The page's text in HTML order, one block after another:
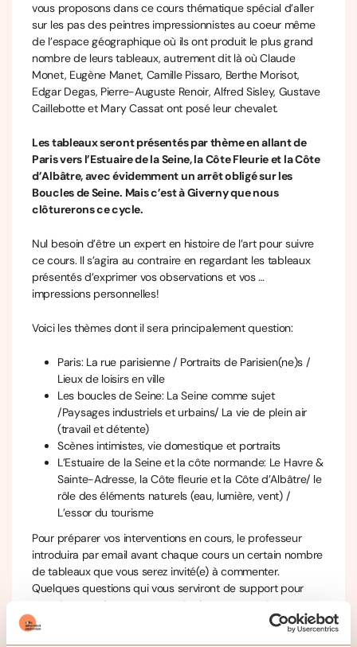
vous proposons dans ce cours thématique spécial d’aller
sur les pas des peintres impressionnistes au coeur même
de l’espace géographique où ils ont produit le plus grand
nombre de leurs tableaux, autrement dit là où Claude
Monet, Eugène Manet, Camille Pissaro, Berthe Morisot,
Edgar Degas, Pierre-Auguste Renoir, Alfred Sisley, Gustave
Caillebotte et Mary Cassat ont posé leur chevalet.
Les tableaux seront présentés par thème en allant de
Paris vers l’Estuaire de la Seine, la Côte Fleurie et la Côte
d’Albâtre, avec évidemment un arrêt obligé sur les
Boucles de Seine. Mais c’est à Giverny que nous
clôturerons ce cycle.
Nul besoin d’être un expert en histoire de l’art pour suivre
ce cours. Il s’agira au contraire en regardant les tableaux
présentés d’exprimer vos observations et vos …
impressions personnelles!
Voici les thèmes dont il sera principalement question:
Paris: La rue parisienne / Portraits de Parisien(ne)s /
Lieux de loisirs en ville
Les boucles de Seine: La Seine comme sujet
/Paysages industriels et urbains/ La vie de plein air
(travail et détente)
Scènes intimistes, vie domestique et portraits
L’Estuaire de la Seine et la côte normande: Le Havre &
Sainte-Adresse, la Côte fleurie et la Côte d’Albâtre/ le
rôle des éléments naturels (eau, lumière, vent) /
L’essor du tourisme
Pour préparer vos interventions en cours, le professeur
introduira par email avant chaque cours un certain nombre
de tableaux que vous serez invité(e) à commenter.
Quelques questions qui vous serviront de support pour
votre intervention vous seront également envoyées au
préalable. Les prises de parole seront réparties selon le